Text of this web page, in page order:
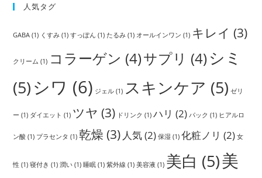
人気タグ
GABA (1) くすみ (1) すっぽん (1) たるみ (1) オールインワン (1) キレイ (3)
クリーム (1) コラーゲン (4)サプリ (4)シミ
(5)シワ (6) ジェル (1) スキンケア (5) ゼリ
ー (1) ダイエット (1) ツヤ (3) ドリンク (1) ハリ (2) パック (1) ヒアルロ
ン酸 (1) プラセンタ (1) 乾燥 (3) 人気(2) 保湿 (1) 化粧ノリ (2) 女
性 (1) 寝付き (1) 潤い (1) 睡眠 (1) 紫外線 (1) 美容液 (1) 美白 (5)美